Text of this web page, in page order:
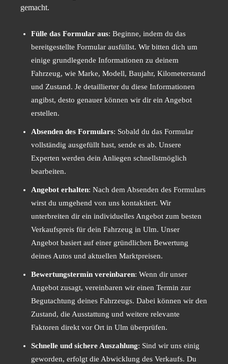
gemacht.
Fülle das Formular aus: Beginne, indem du das
bereitgestellte Formular ausfüllst. Wir bitten dich um
einige grundlegende Informationen zu deinem
Fahrzeug, wie Marke, Modell, Baujahr, Kilometerstand
und Zustand. Je detaillierter du diese Informationen
angibst, desto genauer können wir dir ein Angebot
erstellen.
Absenden des Formulars: Sobald du das Formular
vollständig ausgefüllt hast, sende es ab. Unsere
Experten werden dein Anliegen schnellstmöglich
bearbeiten.
Angebot erhalten: Nach dem Absenden des Formulars
wirst du umgehend von uns kontaktiert. Wir
unterbreiten dir ein individuelles Angebot zum besten
Verkaufspreis für dein Fahrzeug in Ulm. Unser
Angebot basiert auf einer gründlichen Bewertung
deines Autos und aktuellen Marktpreisen.
Bewertungstermin vereinbaren: Wenn dir unser
Angebot zusagt, vereinbaren wir einen Termin zur
Begutachtung deines Fahrzeugs. Dabei können wir den
Zustand, die Ausstattung und weitere relevante
Faktoren direkt vor Ort in Ulm überprüfen.
Schnelle und sichere Auszahlung: Sind wir uns einig
geworden, erfolgt die Abwicklung des Verkaufs. Du